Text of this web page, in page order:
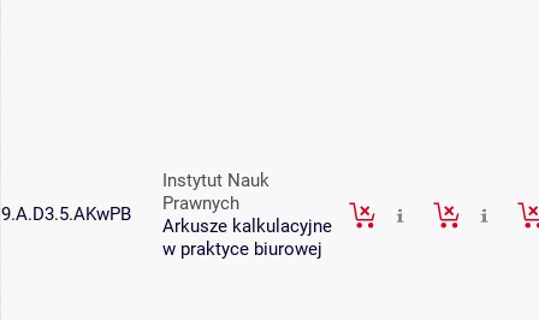
9.A.D3.5.AKwPB
Instytut Nauk
Prawnych
Arkusze kalkulacyjne
w praktyce biurowej